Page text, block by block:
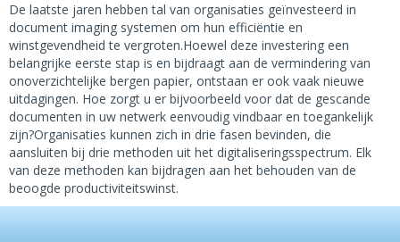
De laatste jaren hebben tal van organisaties geïnvesteerd in
document imaging systemen om hun efficiëntie en
winstgevendheid te vergroten.Hoewel deze investering een
belangrijke eerste stap is en bijdraagt aan de vermindering van
onoverzichtelijke bergen papier, ontstaan er ook vaak nieuwe
uitdagingen. Hoe zorgt u er bijvoorbeeld voor dat de gescande
documenten in uw netwerk eenvoudig vindbaar en toegankelijk
zijn?Organisaties kunnen zich in drie fasen bevinden, die
aansluiten bij drie methoden uit het digitaliseringsspectrum. Elk
van deze methoden kan bijdragen aan het behouden van de
beoogde productiviteitswinst.